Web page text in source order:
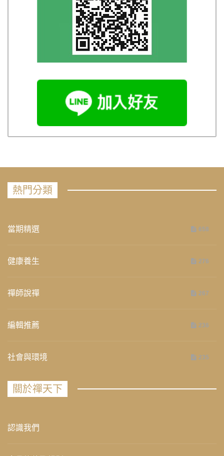
熱門分類
當期精選 658
健康養生 276
禪師說禪 267
編輯推薦 236
社會與環境 235
關於禪天下
認識我們